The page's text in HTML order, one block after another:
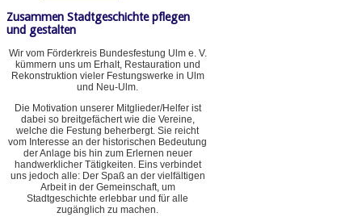
Zusammen Stadtgeschichte pflegen
und gestalten
Wir vom Förderkreis Bundesfestung Ulm e. V.
kümmern uns um Erhalt, Restauration und
Rekonstruktion vieler Festungswerke in Ulm
und Neu-Ulm.
Die Motivation unserer Mitglieder/Helfer ist
dabei so breitgefächert wie die Vereine,
welche die Festung beherbergt. Sie reicht
vom Interesse an der historischen Bedeutung
der Anlage bis hin zum Erlernen neuer
handwerklicher Tätigkeiten. Eins verbindet
uns jedoch alle: Der Spaß an der vielfältigen
Arbeit in der Gemeinschaft, um
Stadtgeschichte erlebbar und für alle
zugänglich zu machen.